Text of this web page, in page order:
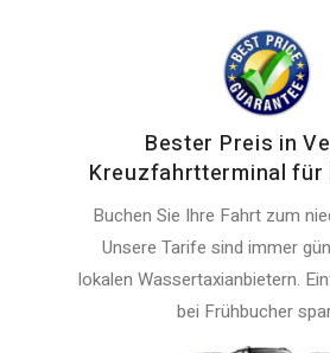
Bester Preis in
Kreuzfahrtterminal für
Buchen Sie Ihre Fahrt zum
Unsere Tarife sind immer
lokalen Wassertaxianbietern.
bei Frühbucher